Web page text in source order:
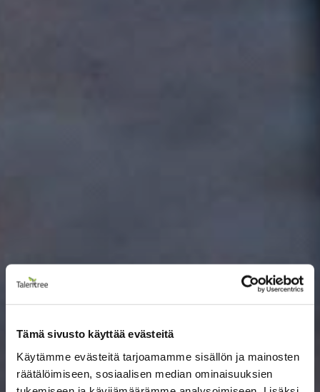
Tämä sivusto käyttää evästeitä
Käytämme evästeitä tarjoamamme sisällön ja mainosten
räätälöimiseen, sosiaalisen median ominaisuuksien